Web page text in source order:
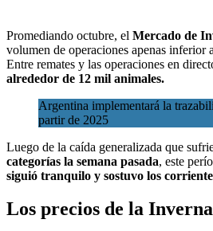
Promediando octubre, el Mercado de
volumen de operaciones apenas inferior
Entre remates y las operaciones en
alrededor de 12 mil animales.
Argentina implementará la
partir de 2025
Luego de la caída generalizada que
categorías la semana pasada, este
siguió tranquilo y sostuvo los
Los precios de la